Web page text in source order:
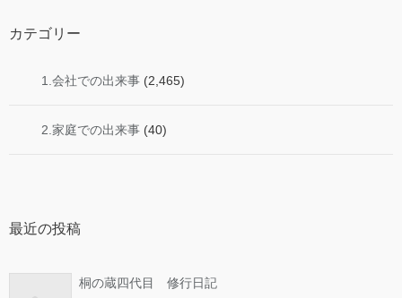
カテゴリー
1.会社での出来事 (2,465)
2.家庭での出来事 (40)
最近の投稿
桐の蔵四代目 修行日記